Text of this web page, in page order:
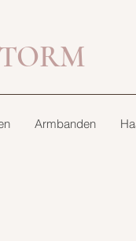
Armbanden